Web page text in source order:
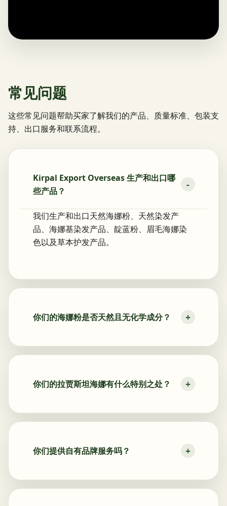
常见问题
这些常见问题帮助买家了解我们的产品、质量标准、包装支
持、出口服务和联系流程。
Kirpal Export Overseas 生产和出口哪
些产品？
我们生产和出口天然海娜粉、天然染发产
品、海娜基染发产品、靛蓝粉、眉毛海娜染
色以及草本护发产品。
你们的海娜粉是否天然且无化学成分？
你们的拉贾斯坦海娜有什么特别之处？
你们提供自有品牌服务吗？